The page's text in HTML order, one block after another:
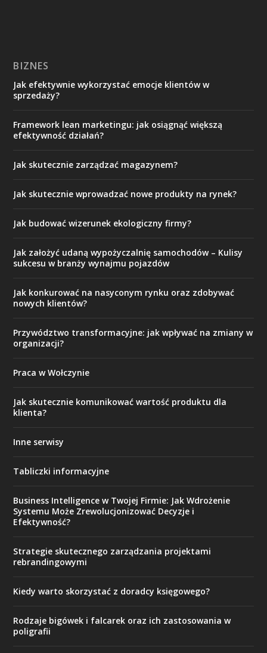
BIZNES
Jak efektywnie wykorzystać emocje klientów w
sprzedaży?
Framework lean marketingu: jak osiągnąć większą
efektywność działań?
Jak skutecznie zarządzać magazynem?
Jak skutecznie wprowadzać nowe produkty na rynek?
Jak budować wizerunek ekologiczny firmy?
Jak założyć udaną wypożyczalnię samochodów – Kulisy
sukcesu w branży wynajmu pojazdów
Jak konkurować na nasyconym rynku oraz zdobywać
nowych klientów?
Przywództwo transformacyjne: jak wpływać na zmiany w
organizacji?
Praca w Wołczynie
Jak skutecznie komunikować wartość produktu dla
klienta?
Inne serwisy
Tabliczki informacyjne
Business Intelligence w Twojej Firmie: Jak Wdrożenie
Systemu Może Zrewolucjonizować Decyzje i
Efektywność?
Strategie skutecznego zarządzania projektami
rebrandingowymi
Kiedy warto skorzystać z doradcy księgowego?
Rodzaje bigówek i falcarek oraz ich zastosowania w
poligrafii